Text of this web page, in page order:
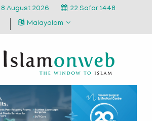
August 2026
22 Safar 1448
Malayalam